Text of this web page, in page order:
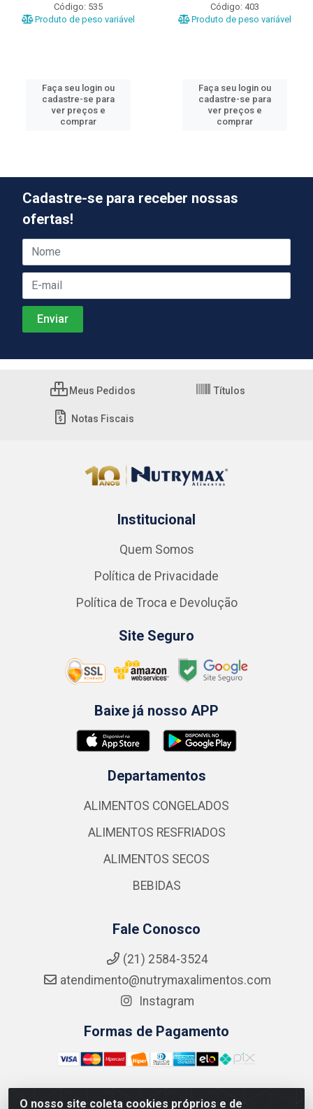
Código: 535
Produto de peso variável
Faça seu login ou
cadastre-se para
ver preços e
comprar
Código: 403
Produto de peso variável
Faça seu login ou
cadastre-se para
ver preços e
comprar
O nosso site coleta cookies próprios e de
Cadastre-se para receber nossas
ofertas!
Meus Pedidos Títulos
Notas Fiscais
Institucional
Quem Somos
Política de Privacidade
Política de Troca e Devolução
Site Seguro
Baixe já nosso APP
Departamentos
ALIMENTOS CONGELADOS
ALIMENTOS RESFRIADOS
ALIMENTOS SECOS
BEBIDAS
Fale Conosco
(21) 2584-3524
atendimento@nutrymaxalimentos.com
Instagram
Formas de Pagamento